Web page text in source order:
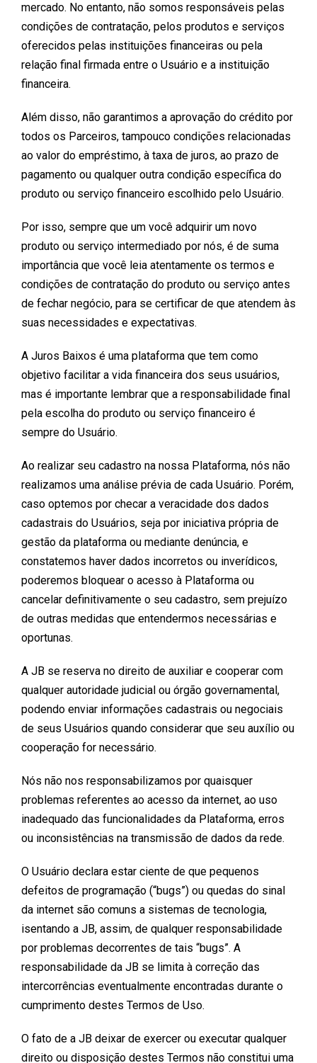
mercado. No entanto, não somos responsáveis pelas
condições de contratação, pelos produtos e serviços
oferecidos pelas instituições financeiras ou pela
relação final firmada entre o Usuário e a instituição
financeira.
Além disso, não garantimos a aprovação do crédito por
todos os Parceiros, tampouco condições relacionadas
ao valor do empréstimo, à taxa de juros, ao prazo de
pagamento ou qualquer outra condição específica do
produto ou serviço financeiro escolhido pelo Usuário.
Por isso, sempre que um você adquirir um novo
produto ou serviço intermediado por nós, é de suma
importância que você leia atentamente os termos e
condições de contratação do produto ou serviço antes
de fechar negócio, para se certificar de que atendem às
suas necessidades e expectativas.
A Juros Baixos é uma plataforma que tem como
objetivo facilitar a vida financeira dos seus usuários,
mas é importante lembrar que a responsabilidade final
pela escolha do produto ou serviço financeiro é
sempre do Usuário.
Ao realizar seu cadastro na nossa Plataforma, nós não
realizamos uma análise prévia de cada Usuário. Porém,
caso optemos por checar a veracidade dos dados
cadastrais do Usuários, seja por iniciativa própria de
gestão da plataforma ou mediante denúncia, e
constatemos haver dados incorretos ou inverídicos,
poderemos bloquear o acesso à Plataforma ou
cancelar definitivamente o seu cadastro, sem prejuízo
de outras medidas que entendermos necessárias e
oportunas.
A JB se reserva no direito de auxiliar e cooperar com
qualquer autoridade judicial ou órgão governamental,
podendo enviar informações cadastrais ou negociais
de seus Usuários quando considerar que seu auxílio ou
cooperação for necessário.
Nós não nos responsabilizamos por quaisquer
problemas referentes ao acesso da internet, ao uso
inadequado das funcionalidades da Plataforma, erros
ou inconsistências na transmissão de dados da rede.
O Usuário declara estar ciente de que pequenos
defeitos de programação (“bugs”) ou quedas do sinal
da internet são comuns a sistemas de tecnologia,
isentando a JB, assim, de qualquer responsabilidade
por problemas decorrentes de tais “bugs”. A
responsabilidade da JB se limita à correção das
intercorrências eventualmente encontradas durante o
cumprimento destes Termos de Uso.
O fato de a JB deixar de exercer ou executar qualquer
direito ou disposição destes Termos não constitui uma